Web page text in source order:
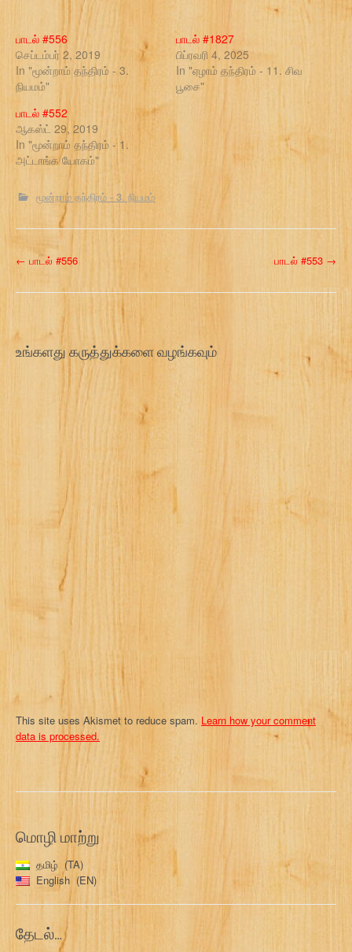
பாடல் #556
செப்டம்பர் 2, 2019
In "மூன்றாம் தந்திரம் - 3.
நியமம்"
பாடல் #1827
பிப்ரவரி 4, 2025
In "ஏழாம் தந்திரம் - 11. சிவ
பூசை"
பாடல் #552
ஆகஸ்ட் 29, 2019
In "மூன்றாம் தந்திரம் - 1.
அட்டாங்க யோகம்"
மூன்றாம் தந்திரம் - 3. நியமம்
P
o
t
← பாடல் #556 பாடல் #553 →
உங்களது கருத்துக்களை வழங்கவும்
This site uses Akismet to reduce spam. Learn how your comment
data is processed.
மொழி மாற்று
தமிழ்
TA
English
EN
தேடல்…